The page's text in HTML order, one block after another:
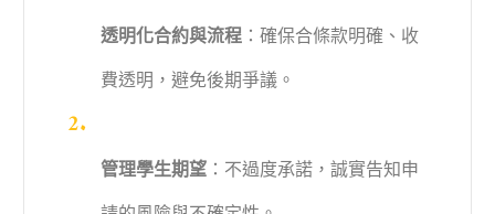
透明化合約與流程：確保合條款明確、收
費透明，避免後期爭議。
管理學生期望：不過度承諾，誠實告知申